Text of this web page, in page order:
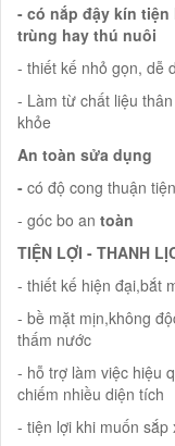
- có nắp đậy kín
trùng hay thú nuôi
- thiết kế nhỏ gọn, dễ
- Làm từ chất liệu
khỏe
An toàn sửa dụng
- có độ cong thuận
- góc bo an toàn
TIỆN LỢI - THANH
- thiết kế hiện đại,bắt
- bề mặt mịn,không
thấm nước
- hỗ trợ làm việc hiệu
chiếm nhiều diện tích
- tiện lợi khi muốn